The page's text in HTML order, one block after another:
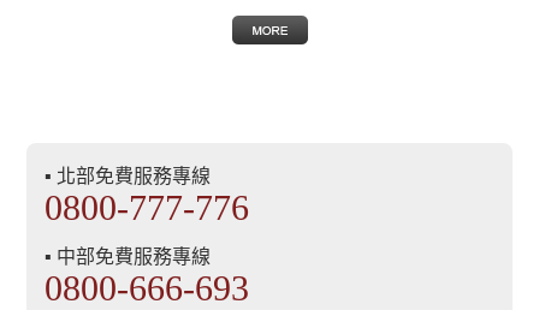
▪ 北部免費服務專線
0800-777-776
▪ 中部免費服務專線
0800-666-693